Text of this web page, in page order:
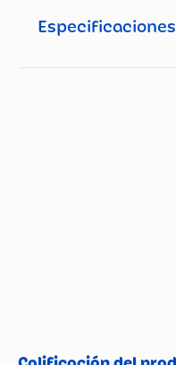
Especificaciones